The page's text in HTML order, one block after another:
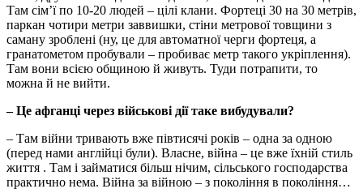
Там сім’ї по 10-20 людей – цілі клани. Фортеці 30 на 30 метрів,
паркан чотири метри заввишки, стіни метрової товщини з
саману зроблені (ну, це для автоматної черги фортеця, а
гранатометом пробували – пробиває метр такого укріплення).
Там вони всією общиною й живуть. Туди потрапити, то
можна й не вийти.
– Це афганці через військові дії таке вибудували?
– Там війни тривають вже півтисячі років – одна за одною
(перед нами англійці були). Власне, війна – це вже їхній стиль
життя . Там і займатися більш нічим, сільського господарства
практично нема. Війна за війною – з покоління в покоління…